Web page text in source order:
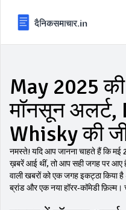
May 2025
मॉनसून अलर्ट,
Whisky की
नमस्ते! यदि आप जानना चाहते हैं कि मई
ख़बरें आई थीं, तो आप सही जगह पर आए
वाली खबरों को एक जगह इकट्ठा किया
ब्रांड और एक नया हॉरर‑कॉमेडी